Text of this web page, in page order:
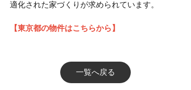
適化された家づくりが求められています。
【東京都の物件はこちらから】
一覧へ戻る